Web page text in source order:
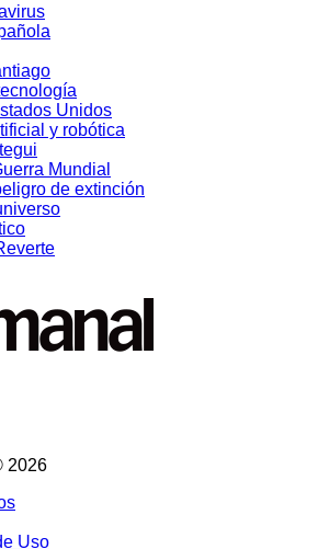
Unidos
y robótica
Mundial
de extinción
2026
Uso